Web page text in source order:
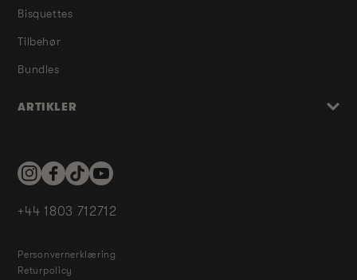
Bisquettes
Tilbehør
Bundles
ARTIKLER
InstagramFacebookTikTokYouTube
+44 1803 712712
Personvernerklæring
Returpolicy